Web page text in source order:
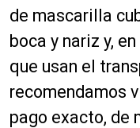
de mascarilla
boca y nariz y,
que usan el
recomendamos
pago exacto, de